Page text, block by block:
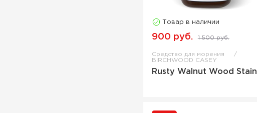
Товар в наличии
900 руб. 1 500 руб.
Средство для морения
BIRCHWOOD CASEY
Rusty Walnut Wood Stain